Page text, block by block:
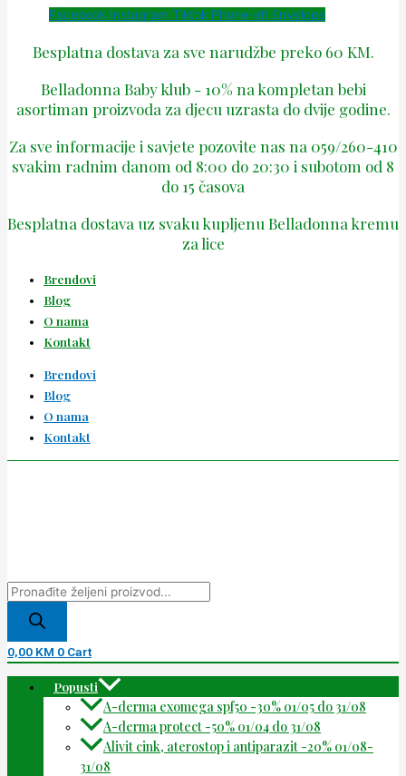
Facebook Instagram Tiktok Phone-alt Envelope
Besplatna dostava za sve narudžbe preko 60 KM.
Belladonna Baby klub - 10% na kompletan bebi
asortiman proizvoda za djecu uzrasta do dvije godine.
Za sve informacije i savjete pozovite nas na 059/260-410
svakim radnim danom od 8:00 do 20:30 i subotom od 8
do 15 časova
Besplatna dostava uz svaku kupljenu Belladonna kremu
za lice
Brendovi
Blog
O nama
Kontakt
Brendovi
Blog
O nama
Kontakt
0,00 KM 0 Cart
Popusti
A-derma exomega spf50 -30% 01/05 do 31/08
A-derma protect -50% 01/04 do 31/08
Alivit cink, aterostop i antiparazit -20% 01/08-
31/08